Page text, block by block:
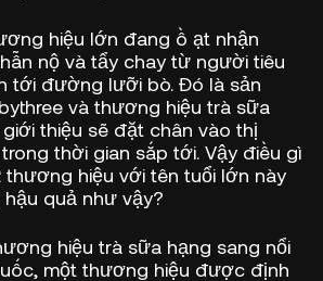
hiệu lớn đang ồ ạt nhận
nộ và tẩy chay từ người tiêu
tới đường lưỡi bò. Đó là sản
và thương hiệu trà sữa
thiệu sẽ đặt chân vào thị
thời gian sắp tới. Vậy điều gì
thương hiệu với tên tuổi lớn này
quả như vậy?
hiệu trà sữa hạng sang nổi
một thương hiệu được định